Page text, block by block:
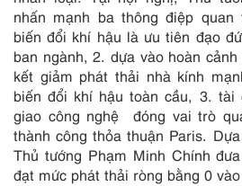
nhấn mạnh ba thông điệp
biến đổi khí hậu là ưu tiên đạo
ban ngành, 2. dựa vào hoàn
kết giảm phát thải nhà kính
biến đổi khí hậu toàn cầu, 3. tài
giao công nghệ đóng vai trò
thành công thỏa thuận Paris.
Thủ tướng Phạm Minh Chính
đạt mức phát thải ròng bằng 0